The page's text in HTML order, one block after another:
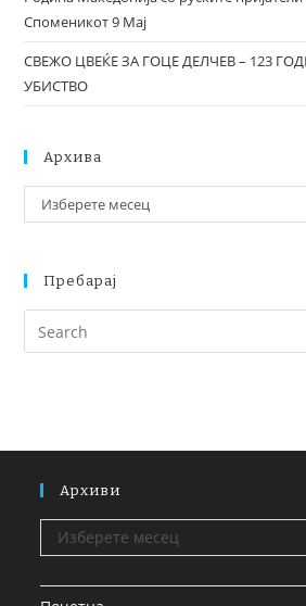
Споменикот 9 Мај
СВЕЖО ЦВЕЌЕ ЗА ГОЦЕ ДЕЛЧЕВ – 123
УБИСТВО
Архива
Изберете месец
Пребарај
Архиви
Изберете месец